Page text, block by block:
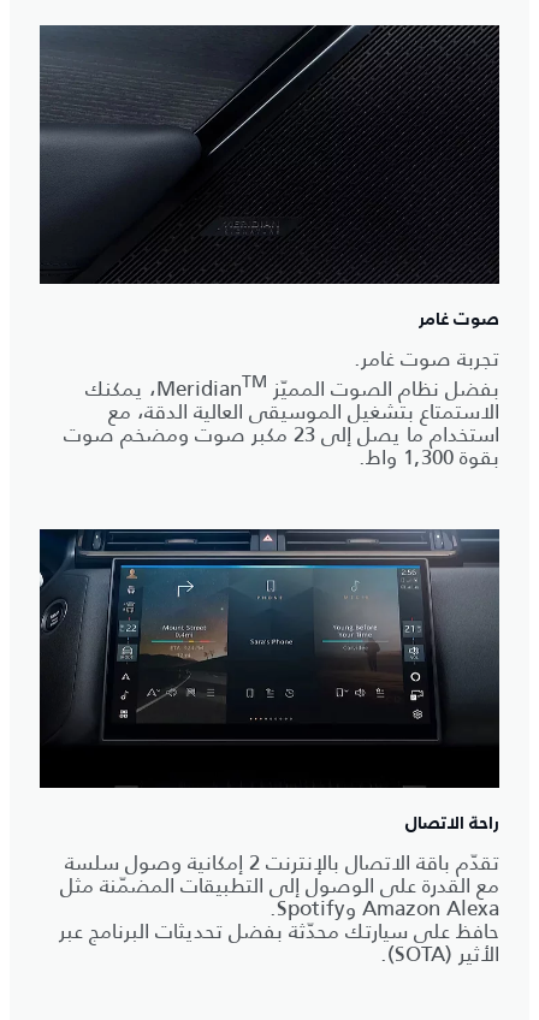
صوت غامر
تجربة صوت غامر.
بفضل نظام الصوت المميّز Meridian TM ، يمكنك
الاستمتاع بتشغيل الموسيقى العالية الدقة، مع
استخدام ما يصل إلى 23 مكبر صوت ومضخم صوت
بقوة 1,300 واط.
راحة الاتصال
تقدّم باقة الاتصال بالإنترنت 2 إمكانية وصول سلسة
مع القدرة على الوصول إلى التطبيقات المضمّنة مثل
Amazon Alexa وSpotify.
حافظ على سيارتك محدّثة بفضل تحديثات البرنامج عبر
الأثير (SOTA).